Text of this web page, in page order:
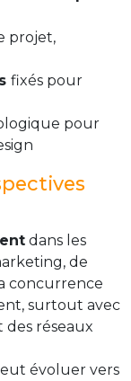
projet,
fixés pour
pour
dans les
de
concurrence
surtout avec
réseaux
évoluer vers